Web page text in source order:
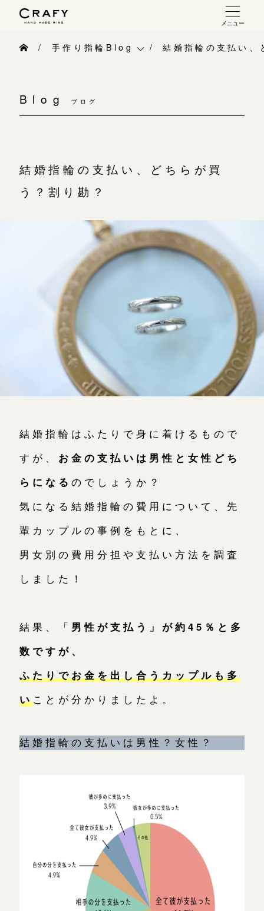
メニュー
指輪制作の流れ
指輪作品集
よくあるご質問
アフターケア・保証
CRAFYについて
SNS・ブログ
ブログ
プライバシーポリシー
用語集
Blog ブログ
手作り指輪Blog
手作り指輪作品集
お客様インタビュー
指輪のハンドメイド・手作り
結婚指輪手作り工房のご案内
結婚指輪の支払い
結婚指輪の支払い、どちらが買
う？割り勘？
結婚指輪はふたりで身に着けるもので
すが、 お金の支払いは男性と女性どち
らになる のでしょうか？
気になる結婚指輪の費用について、先
輩カップルの事例をもとに、
男女別の費用分担や支払い方法を調査
しました！
結果、「 男性が支払う」が約45％と多
数ですが、
ふたりでお金を出し合うカップルも多
いことが分かりましたよ。
結婚指輪の支払いは男性？女性？
10:00～18:00 /年中無休
年末年始は除く
こちら
来店ご予約
吉祥寺店 来店ご予約
鎌倉店
軽井沢店 来店ご予約
大阪本店
京都店 来店ご予約
広島店 来店ご予約